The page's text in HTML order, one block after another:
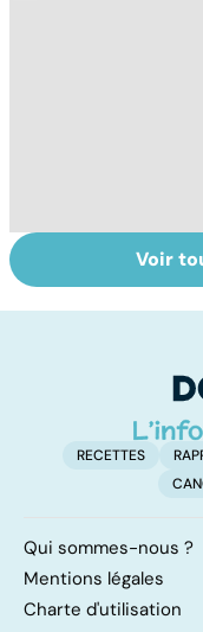
Tout savoir sur
les infections
Voir
RECETTES
Qui sommes-nous ?
Mentions légales
Charte d'utilisation